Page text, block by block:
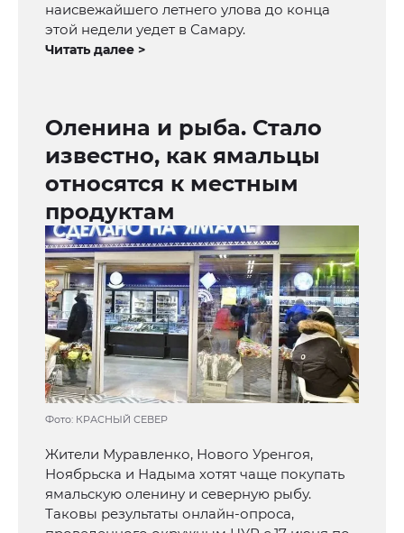
наисвежайшего летнего улова до конца
этой недели уедет в Самару.
Читать далее >
Оленина и рыба. Стало
известно, как ямальцы
относятся к местным
продуктам
Фото: КРАСНЫЙ СЕВЕР
Жители Муравленко, Нового Уренгоя,
Ноябрьска и Надыма хотят чаще покупать
ямальскую оленину и северную рыбу.
Таковы результаты онлайн-опроса,